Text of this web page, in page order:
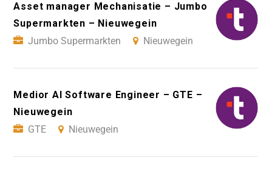
Asset manager Mechanisatie – Jumbo
Supermarkten – Nieuwegein
Jumbo Supermarkten
Nieuwegein
Medior AI Software Engineer – GTE –
Nieuwegein
GTE
Nieuwegein